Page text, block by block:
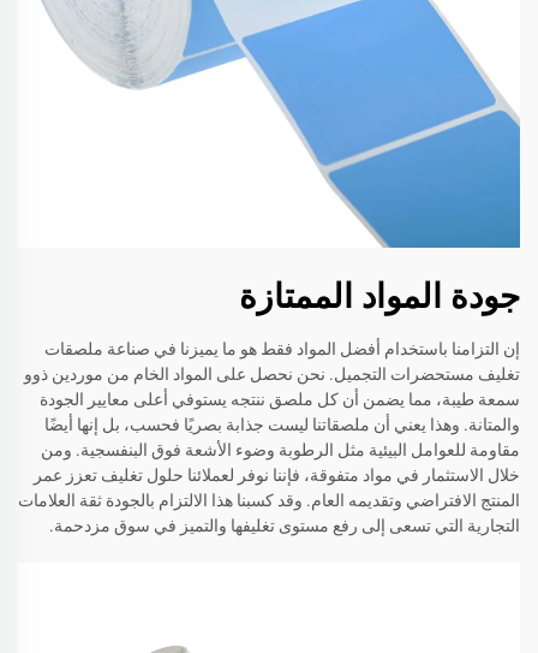
جودة المواد الممتازة
إن التزامنا باستخدام أفضل المواد فقط هو ما يميزنا في صناعة ملصقات
تغليف مستحضرات التجميل. نحن نحصل على المواد الخام من موردين ذوو
سمعة طيبة، مما يضمن أن كل ملصق ننتجه يستوفي أعلى معايير الجودة
والمتانة. وهذا يعني أن ملصقاتنا ليست جذابة بصريًا فحسب، بل إنها أيضًا
مقاومة للعوامل البيئية مثل الرطوبة وضوء الأشعة فوق البنفسجية. ومن
خلال الاستثمار في مواد متفوقة، فإننا نوفر لعملائنا حلول تغليف تعزز عمر
المنتج الافتراضي وتقديمه العام. وقد كسبنا هذا الالتزام بالجودة ثقة العلامات
التجارية التي تسعى إلى رفع مستوى تغليفها والتميز في سوق مزدحمة.